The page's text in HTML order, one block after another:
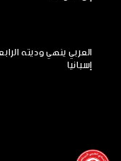
العربي ينهي وديته
إسبانيا